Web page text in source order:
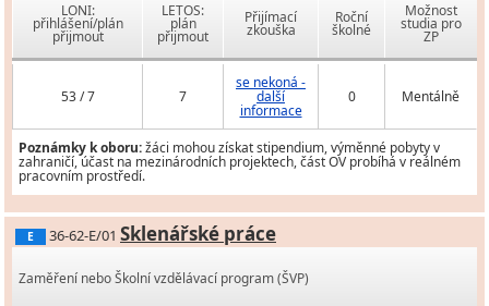
LONI:
přihlášení/plán
přijmout
LETOS:
plán
přijmout
Přijímací
zkouška
Roční
školné
Možnost
studia pro
ZP
53 / 7 7
se nekoná -
další
informace
0 Mentálně
Poznámky k oboru:žáci mohou získat stipendium, výměnné pobyty v
zahraničí, účast na mezinárodních projektech, část OV probíhá v reálném
pracovním prostředí.
E 36-62-E/01 Sklenářské práce
Zaměření nebo Školní vzdělávací program (ŠVP)